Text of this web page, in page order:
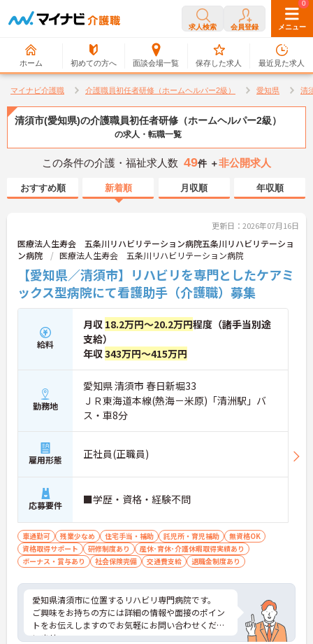
求人検索 会員登録 メニュー
ホーム 初めての方へ 面談会場一覧
0
保存した求人
0
最近見た求人
マイナビ介護職 介護職員初任者研修（ホームヘルパー2級） 愛知県 清
清須市(愛知県)の介護職員初任者研修（ホームヘルパー2級）
の求人・転職一覧
この条件の介護・福祉求人数 49件 ＋非公開求人
おすすめ順 新着順 月収順 年収順
更新日：2026年07月16日
医療法人生寿会 五条川リハビリテーション病院五条川リハビリテーショ
ン病院
医療法人生寿会 五条川リハビリテーション病院
【愛知県／清須市】リハビリを専門としたケアミ
ックス型病院にて看護助手（介護職）募集
給料
月収 18.2万円～20.2万円程度（諸手当別途
支給）
年収343万円～415万円
勤務地
愛知県 清須市 春日新堀33
ＪＲ東海道本線(熱海－米原)「清洲駅」バ
ス・車8分
雇用形態 正社員(正職員)
応募要件 ■学歴・資格・経験不問
車通勤可 残業少なめ 住宅手当・補助 託児所・育児補助
無資格OK
資格取得サポート
研修制度あり
産休･育休･介護休暇取得実績あり
ボーナス・賞与あり
社会保険完備 交通費支給 退職金制度あり
愛知県清須市に位置するリハビリ専門病院です。
ご興味をお持ちの方には詳細の情報や面接のポイン
トをお伝えしますのでお気軽にお問い合わせくださ
いませ。